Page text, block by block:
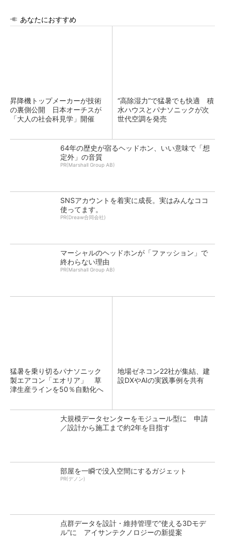
あなたにおすすめ
昇降機トップメーカーが技術
の裏側公開 日本オーチスが
「大人の社会科見学」開催
“高除湿力”で猛暑でも快適 積
水ハウスとパナソニックが次
世代空調を発売
64年の歴史が宿るヘッドホン、いい意味で「想
定外」の音質
PR(Marshall Group AB)
SNSアカウントを着実に成長。実はみんなココ
使ってます。
PR(Dreaw合同会社)
マーシャルのヘッドホンが「ファッション」で
終わらない理由
PR(Marshall Group AB)
猛暑を乗り切るパナソニック
製エアコン「エオリア」 草
津生産ラインを50％自動化へ
地場ゼネコン22社が集結、建
設DXやAIの実践事例を共有
大規模データセンターをモジュール型に 申請
／設計から施工まで約2年を目指す
部屋を一瞬で没入空間にするガジェット
PR(デノン)
点群データを設計・維持管理で“使える3Dモデ
ル”に アイサンテクノロジーの新提案